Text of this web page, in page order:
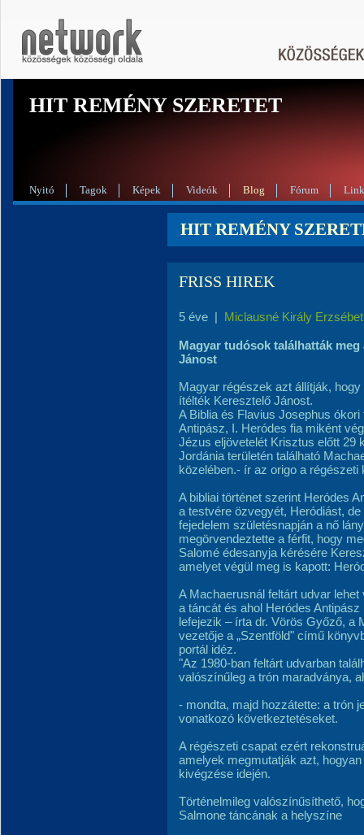
HIT REMÉNY SZERETET
Nyitó Tagok Képek Videók Blog Fórum
HIT REMÉNY
FRISS HIREK
5 éve | Miclausné Király Erzsébet
Magyar tudósok találhatták
Jánost
Magyar régészek azt állítják,
ítélték Keresztelő Jánost.
A Biblia és Flavius Josephus
Antipász, I. Heródes fia miként
Jézus eljövetelét Krisztus előtt 29
Jordánia területén található
közelében.- ír az origo a régészeti
A bibliai történet szerint Heródes
a testvére özvegyét, Heródiást,
fejedelem születésnapján a nő
megörvendeztette a férfit, hogy
Salomé édesanyja kérésére
amelyet végül meg is kapott:
A Machaerusnál feltárt udvar
a táncát és ahol Heródes
lefejezik – írta dr. Vörös Győző, a
vezetője a „Szentföld" című
portál idéz.
"Az 1980-ban feltárt udvarban
valószínűleg a trón maradványa,
- mondta, majd hozzátette: a trón
vonatkozó következtetéseket.
A régészeti csapat ezért
amelyek megmutatják azt,
kivégzése idején.
Történelmileg valószínűsíthető,
Salmone táncának a helyszíne